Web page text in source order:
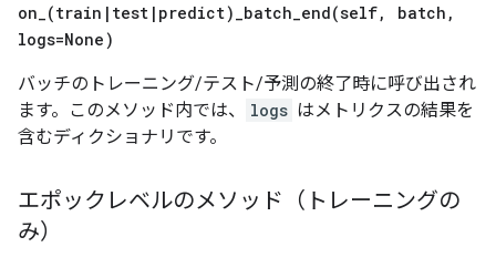
on_(train | test | predict)_batch_end(self, batch ,
logs=None)
バッチのトレーニング/テスト/予測の終了時に呼び出され
ます。このメソッド内では、
logs はメトリクスの結果を
含むディクショナリです。
エポックレベルのメソッド（トレーニングの
み）